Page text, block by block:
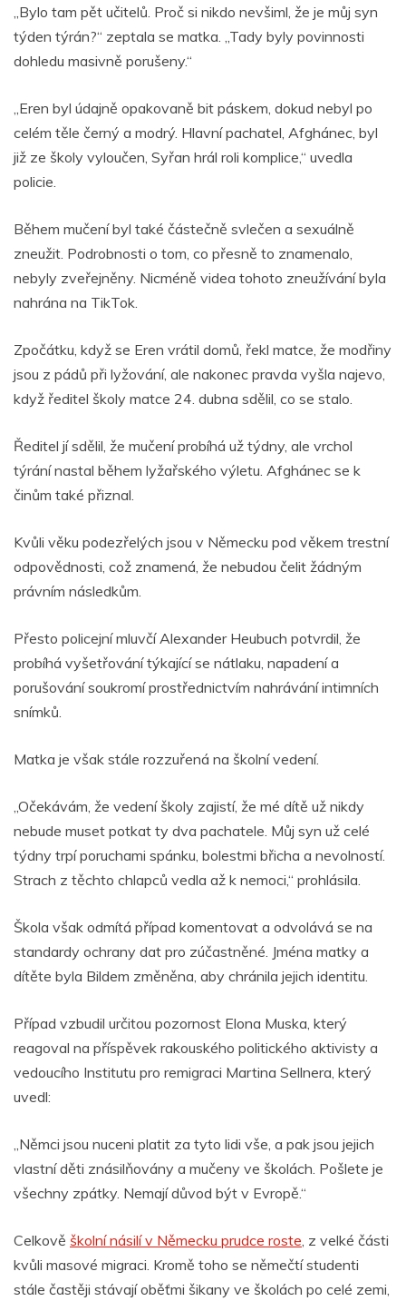
„Bylo tam pět učitelů. Proč si nikdo nevšiml, že je můj syn
týden týrán?“ zeptala se matka. „Tady byly povinnosti
dohledu masivně porušeny.“
„Eren byl údajně opakovaně bit páskem, dokud nebyl po
celém těle černý a modrý. Hlavní pachatel, Afghánec, byl
již ze školy vyloučen, Syřan hrál roli komplice,“ uvedla
policie.
Během mučení byl také částečně svlečen a sexuálně
zneužit. Podrobnosti o tom, co přesně to znamenalo,
nebyly zveřejněny. Nicméně videa tohoto zneužívání byla
nahrána na TikTok.
Zpočátku, když se Eren vrátil domů, řekl matce, že modřiny
jsou z pádů při lyžování, ale nakonec pravda vyšla najevo,
když ředitel školy matce 24. dubna sdělil, co se stalo.
Ředitel jí sdělil, že mučení probíhá už týdny, ale vrchol
týrání nastal během lyžařského výletu. Afghánec se k
činům také přiznal.
Kvůli věku podezřelých jsou v Německu pod věkem trestní
odpovědnosti, což znamená, že nebudou čelit žádným
právním následkům.
Přesto policejní mluvčí Alexander Heubuch potvrdil, že
probíhá vyšetřování týkající se nátlaku, napadení a
porušování soukromí prostřednictvím nahrávání intimních
snímků.
Matka je však stále rozzuřená na školní vedení.
„Očekávám, že vedení školy zajistí, že mé dítě už nikdy
nebude muset potkat ty dva pachatele. Můj syn už celé
týdny trpí poruchami spánku, bolestmi břicha a nevolností.
Strach z těchto chlapců vedla až k nemoci,“ prohlásila.
Škola však odmítá případ komentovat a odvolává se na
standardy ochrany dat pro zúčastněné. Jména matky a
dítěte byla Bildem změněna, aby chránila jejich identitu.
Případ vzbudil určitou pozornost Elona Muska, který
reagoval na příspěvek rakouského politického aktivisty a
vedoucího Institutu pro remigraci Martina Sellnera, který
uvedl:
„Němci jsou nuceni platit za tyto lidi vše, a pak jsou jejich
vlastní děti znásilňovány a mučeny ve školách. Pošlete je
všechny zpátky. Nemají důvod být v Evropě.“
Celkově školní násilí v Německu prudce roste , z velké části
kvůli masové migraci. Kromě toho se němečtí studenti
stále častěji stávají oběťmi šikany ve školách po celé zemi,